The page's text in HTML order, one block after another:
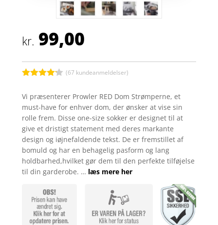
kr. 99,00
ud af 5
baseret
på
kundebedø
mmelser
(67 kundeanmeldelser)
Vi præsenterer Prowler RED Dom Strømperne, et
must-have for enhver dom, der ønsker at vise sin
rolle frem. Disse one-size sokker er designet til at
give et dristigt statement med deres markante
design og iøjnefaldende tekst. De er fremstillet af
bomuld og har en behagelig pasform og lang
holdbarhed,hvilket gør dem til den perfekte tilføjelse
til din garderobe. … læs mere her